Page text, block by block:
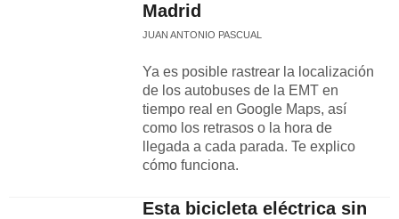
Madrid
JUAN ANTONIO PASCUAL
Ya es posible rastrear la localización
de los autobuses de la EMT en
tiempo real en Google Maps, así
como los retrasos o la hora de
llegada a cada parada. Te explico
cómo funciona.
Esta bicicleta eléctrica sin